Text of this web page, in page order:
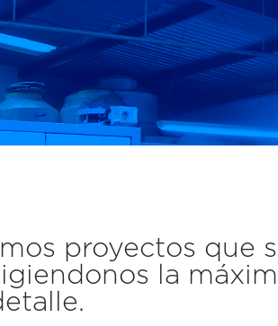
proyectos que
la